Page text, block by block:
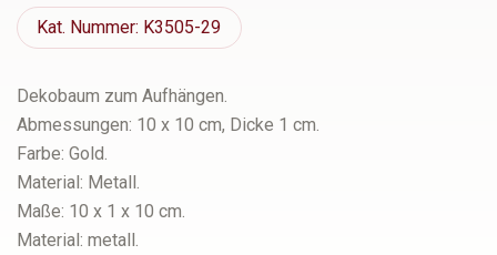
Kat. Nummer: K3505-29
Dekobaum zum Aufhängen.
Abmessungen: 10 x 10 cm, Dicke 1 cm.
Farbe: Gold.
Material: Metall.
Maße: 10 x 1 x 10 cm.
Material: metall.